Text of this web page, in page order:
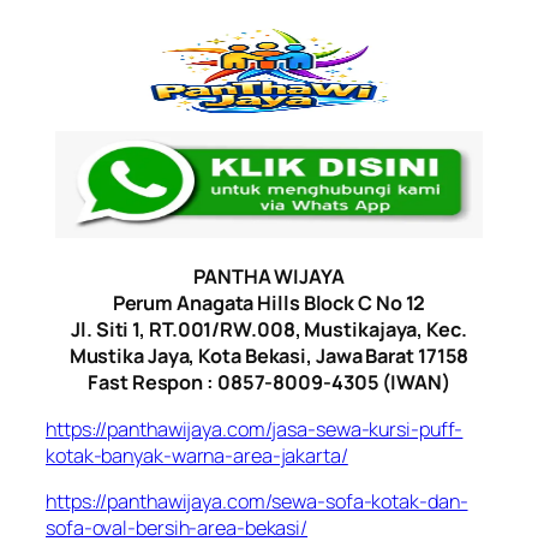
PANTHA WIJAYA
Perum Anagata Hills Block C No 12
Jl. Siti 1, RT.001/RW.008, Mustikajaya, Kec.
Mustika Jaya, Kota Bekasi, Jawa Barat 17158
Fast Respon : 0857-8009-4305 (IWAN)
https://panthawijaya.com/jasa-sewa-kursi-puff-
kotak-banyak-warna-area-jakarta/
https://panthawijaya.com/sewa-sofa-kotak-dan-
sofa-oval-bersih-area-bekasi/